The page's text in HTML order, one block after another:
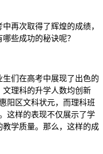
再次取得了辉煌的成绩，
些成功的秘诀呢？
生们在高考中展现了出色的
理科的升学人数均创新
阳区文科状元，而理科班
这样的表现不仅展示了学
学质量。那么，这样的成